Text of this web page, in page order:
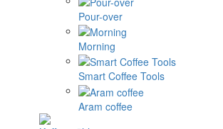
Pour-over
Morning
Smart Coffee Tools
Aram coffee